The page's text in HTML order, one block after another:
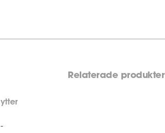
ytter
-
Relaterade produkter